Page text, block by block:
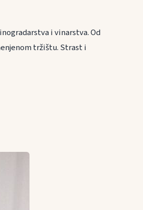
i vinarstva. Od
tržištu. Strast i